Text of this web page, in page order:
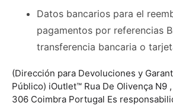
Datos bancarios para el
pagamentos por referencias
transferencia bancaria o
(Dirección para Devoluciones y
Público) iOutlet™ Rua De Olivença N9
306 Coimbra Portugal Es